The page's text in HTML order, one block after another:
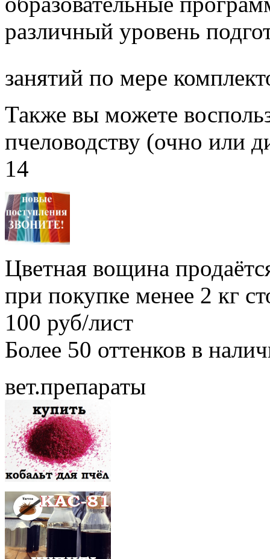
различный уровень
занятий по мере
Также вы можете
пчеловодству (очно или
14
Цветная вощина
при покупке менее 2 кг
100 руб/лист
Более 50 оттенков в
вет.препараты